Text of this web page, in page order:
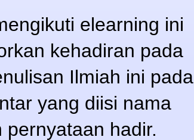
elearning ini
kehadiran pada
Ilmiah ini pada
yang diisi nama
pernyataan hadir.